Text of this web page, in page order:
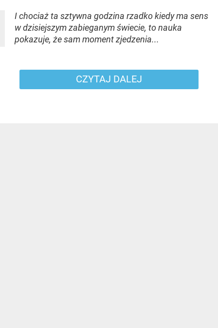
I chociaż ta sztywna godzina rzadko kiedy ma sens
w dzisiejszym zabieganym świecie, to nauka
pokazuje, że sam moment zjedzenia...
CZYTAJ DALEJ